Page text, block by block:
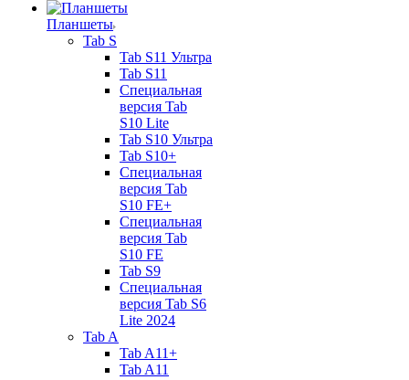
Планшеты
Tab S
Tab S11 Ультра
Tab S11
Специальная
версия Tab
S10 Lite
Tab S10 Ультра
Tab S10+
Специальная
версия Tab
S10 FE+
Специальная
версия Tab
S10 FE
Tab S9
Специальная
версия Tab S6
Lite 2024
Tab A
Tab A11+
Tab A11